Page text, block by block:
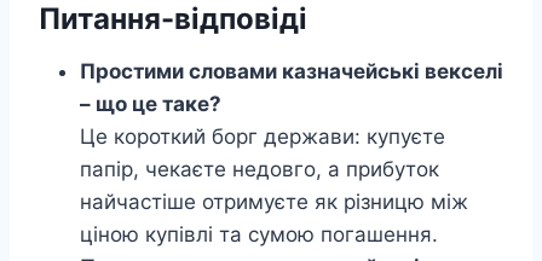
Питання-відповіді
Простими словами казначейські векселі
– що це таке?
Це короткий борг держави: купуєте
папір, чекаєте недовго, а прибуток
найчастіше отримуєте як різницю між
ціною купівлі та сумою погашення.